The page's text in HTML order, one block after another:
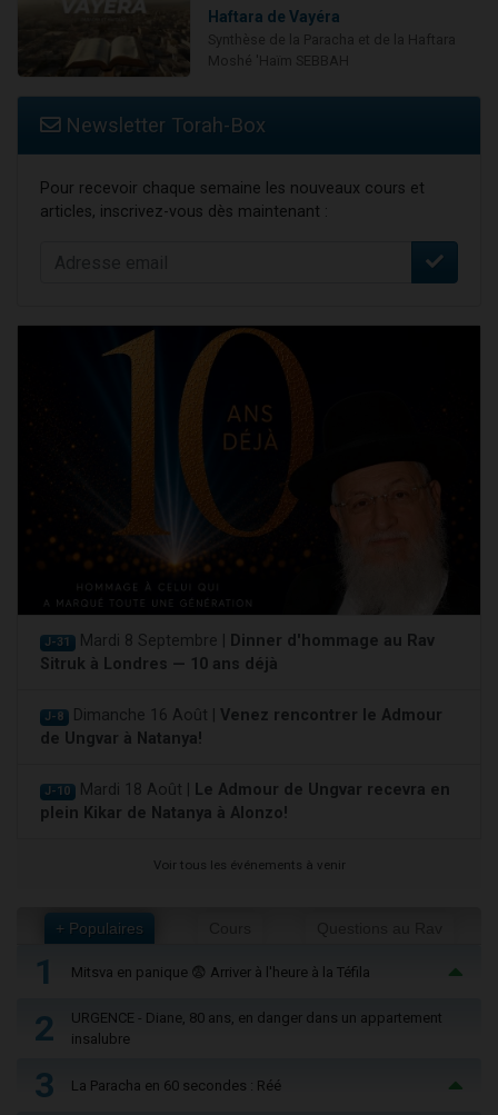
Haftara de Vayéra
Newsletter Torah-Box
Pour recevoir chaque semaine les nouveaux cours et
articles, inscrivez-vous dès maintenant :
J-31 Mardi 8 Septembre |
Dinner d'hommage au Rav
Sitruk à Londres — 10 ans déjà
J-8 Dimanche 16 Août | Venez rencontrer le Admour
de Ungvar à Natanya!
J-10 Mardi 18 Août |
Le Admour de Ungvar recevra en
plein Kikar de Natanya à Alonzo!
Voir tous les événements à venir
+ Populaires
1 Mitsva en panique 😨 Arriver à l'heure à la Téfila
2
URGENCE - Diane, 80 ans, en danger dans un appartement
insalubre
3 La Paracha en 60 secondes : Réé